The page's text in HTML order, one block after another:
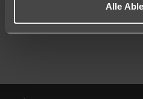
Alle